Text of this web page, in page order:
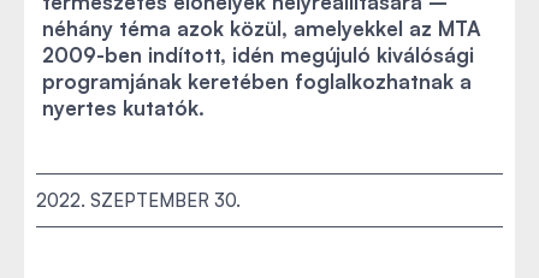
néhány téma azok közül, amelyekkel az MTA
2009-ben indított, idén megújuló kiválósági
programjának keretében foglalkozhatnak a
nyertes kutatók.
2022. SZEPTEMBER 30.